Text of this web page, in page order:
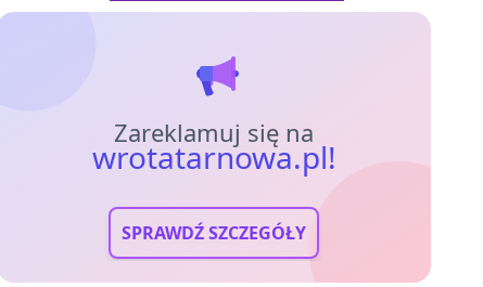
Zareklamuj się na
wrotatarnowa.pl!
SPRAWDŹ SZCZEGÓŁY